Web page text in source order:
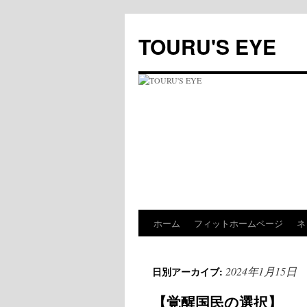
テ
ン
へ
TOURU'S EYE
ホーム フィットホームページ
日別アーカイブ: 2024年1月15日
【覚醒国民の選択】